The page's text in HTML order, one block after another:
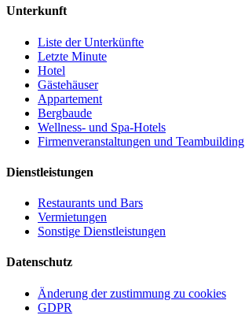
Unterkunft
Liste der Unterkünfte
Letzte Minute
Hotel
Gästehäuser
Appartement
Bergbaude
Wellness- und Spa-Hotels
Firmenveranstaltungen und Teambuilding
Dienstleistungen
Restaurants und Bars
Vermietungen
Sonstige Dienstleistungen
Datenschutz
Änderung der zustimmung zu cookies
GDPR